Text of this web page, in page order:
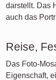
darstellt. Das
auch das
Reise,
Das Foto-
Eigenschaft,